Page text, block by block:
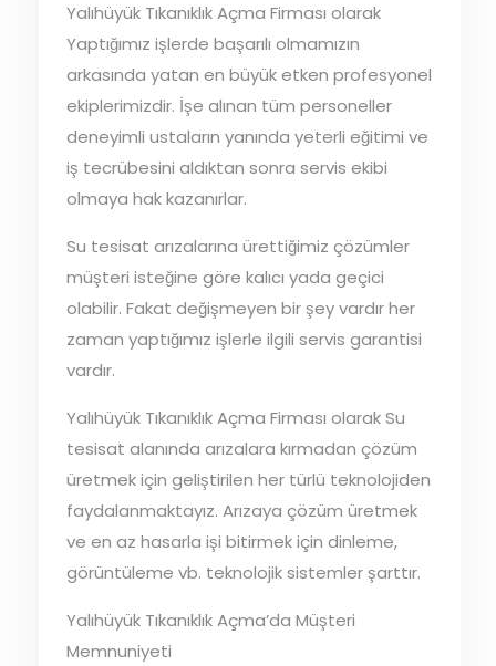
Yalıhüyük Tıkanıklık Açma Firması olarak
Yaptığımız işlerde başarılı olmamızın
arkasında yatan en büyük etken profesyonel
ekiplerimizdir. İşe alınan tüm personeller
deneyimli ustaların yanında yeterli eğitimi ve
iş tecrübesini aldıktan sonra servis ekibi
olmaya hak kazanırlar.
Su tesisat arızalarına ürettiğimiz çözümler
müşteri isteğine göre kalıcı yada geçici
olabilir. Fakat değişmeyen bir şey vardır her
zaman yaptığımız işlerle ilgili servis garantisi
vardır.
Yalıhüyük Tıkanıklık Açma Firması olarak Su
tesisat alanında arızalara kırmadan çözüm
üretmek için geliştirilen her türlü teknolojiden
faydalanmaktayız. Arızaya çözüm üretmek
ve en az hasarla işi bitirmek için dinleme,
görüntüleme vb. teknolojik sistemler şarttır.
Yalıhüyük Tıkanıklık Açma’da Müşteri
Memnuniyeti